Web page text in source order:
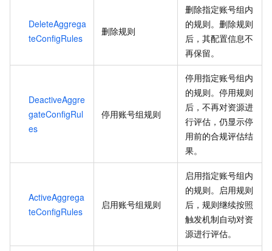
DeleteAggrega
teConfigRules
删除规则
删除指定账号组内
的规则。删除规则
后，其配置信息不
再保留。
DeactiveAggre
gateConfigRul
es
停用账号组规则
停用指定账号组内
的规则。停用规则
后，不再对资源进
行评估，仍显示停
用前的合规评估结
果。
ActiveAggrega
teConfigRules
启用账号组规则
启用指定账号组内
的规则。启用规则
后，规则继续按照
触发机制自动对资
源进行评估。